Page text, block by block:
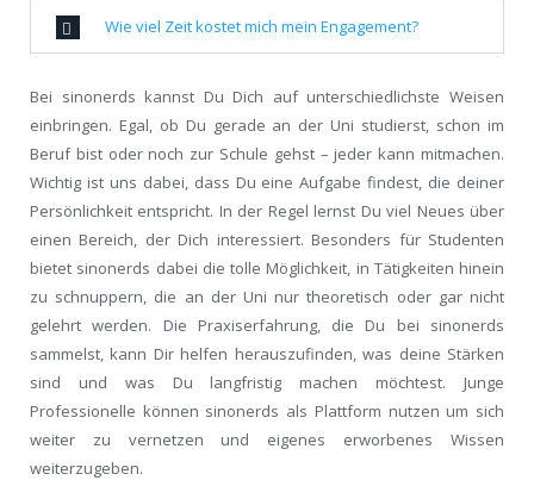
Wie viel Zeit kostet mich mein Engagement?
Bei sinonerds kannst Du Dich auf unterschiedlichste Weisen
einbringen. Egal, ob Du gerade an der Uni studierst, schon im
Beruf bist oder noch zur Schule gehst – jeder kann mitmachen.
Wichtig ist uns dabei, dass Du eine Aufgabe findest, die deiner
Persönlichkeit entspricht. In der Regel lernst Du viel Neues über
einen Bereich, der Dich interessiert. Besonders für Studenten
bietet sinonerds dabei die tolle Möglichkeit, in Tätigkeiten hinein
zu schnuppern, die an der Uni nur theoretisch oder gar nicht
gelehrt werden. Die Praxiserfahrung, die Du bei sinonerds
sammelst, kann Dir helfen herauszufinden, was deine Stärken
sind und was Du langfristig machen möchtest. Junge
Professionelle können sinonerds als Plattform nutzen um sich
weiter zu vernetzen und eigenes erworbenes Wissen
weiterzugeben.